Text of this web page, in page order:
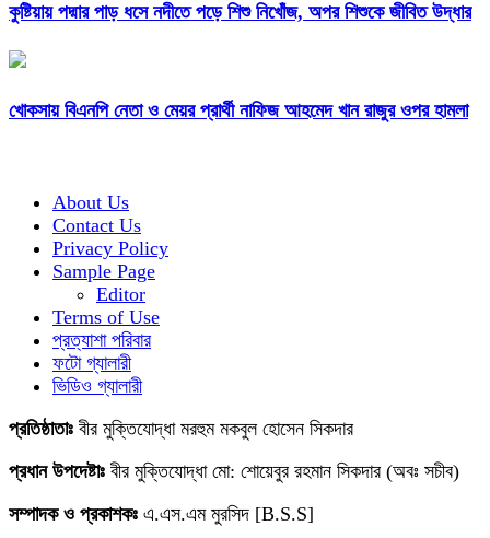
কুষ্টিয়ায় পদ্মার পাড় ধসে নদীতে পড়ে শিশু নিখোঁজ, অপর শিশুকে জীবিত উদ্ধার
খোকসায় বিএনপি নেতা ও মেয়র প্রার্থী নাফিজ আহমেদ খান রাজুর ওপর হামলা
About Us
Contact Us
Privacy Policy
Sample Page
Editor
Terms of Use
প্রত্যাশা পরিবার
ফটো গ্যালারী
ভিডিও গ্যালারী
প্রতিষ্ঠাতাঃ বীর মুক্তিযোদ্ধা মরহুম মকবুল হোসেন সিকদার
প্রধান উপদেষ্টাঃ বীর মুক্তিযোদ্ধা মো: শোয়েবুর রহমান সিকদার (অবঃ সচীব)
সম্পাদক ও প্রকাশকঃ এ.এস.এম মুরসিদ [B.S.S]